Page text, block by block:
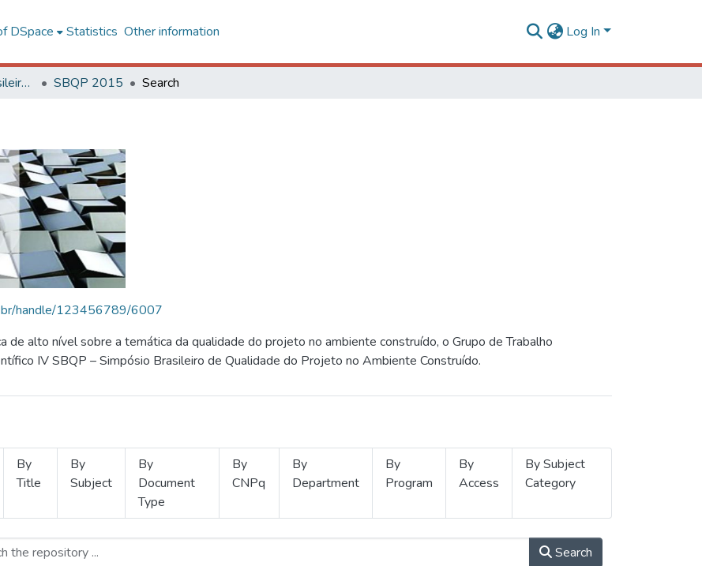
DSpace Statistics Other information Log In
SBQP - Simpósio Brasileiro de Qualidade do Projeto no Ambiente Construído SBQP 2015 Search
handle/123456789/6007
de alto nível sobre a temática da qualidade do projeto no ambiente construído, o Grupo de Trabalho
IV SBQP – Simpósio Brasileiro de Qualidade do Projeto no Ambiente Construído.
By
Title
By
Subject
By
Document
Type
By
CNPq
By
Department
By
Program
By
Access
By Subject
Category
Search